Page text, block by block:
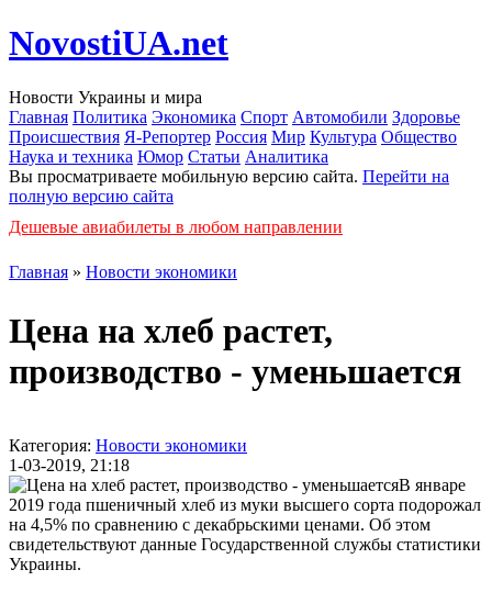
NovostiUA.net
Новости Украины и мира
Главная Политика Экономика Спорт Автомобили Здоровье
Происшествия Я-Репортер Россия Мир Культура Общество
Наука и техника Юмор Статьи Аналитика
Вы просматриваете мобильную версию сайта. Перейти на
полную версию сайта
Дешевые авиабилеты в любом направлении
Главная » Новости экономики
Цена на хлеб растет,
производство - уменьшается
Категория: Новости экономики
1-03-2019, 21:18
В январе
2019 года пшеничный хлеб из муки высшего сорта подорожал
на 4,5% по сравнению с декабрьскими ценами. Об этом
свидетельствуют данные Государственной службы статистики
Украины.